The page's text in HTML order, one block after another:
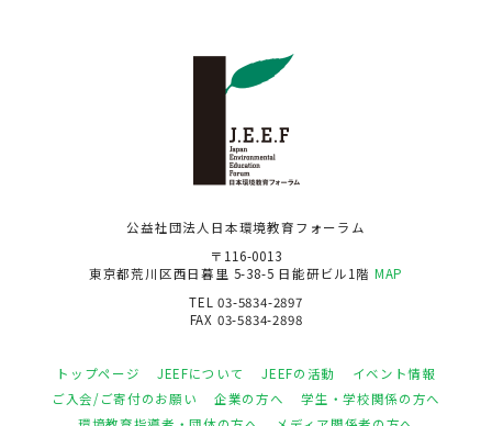
公益社団法人日本環境教育フォーラム
〒116-0013
東京都荒川区西日暮里 5-38-5 日能研ビル1階 MAP
TEL 03-5834-2897
FAX 03-5834-2898
トップページ JEEFについて JEEFの活動
イベント情報
ご入会/ご寄付のお願い
企業の方へ
学生・学校関係の方へ